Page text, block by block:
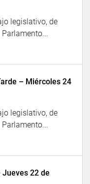
legislativo, de
– Miércoles 24
legislativo, de
22 de